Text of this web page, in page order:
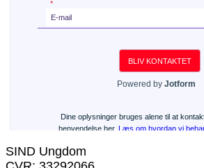
SIND Ungdom